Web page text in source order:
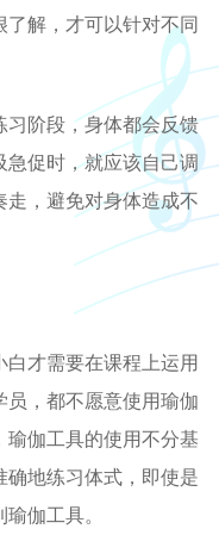
解，才可以针对不同
阶段，身体都会反馈
促时，就应该自己调
，避免对身体造成不
才需要在课程上运用
，都不愿意使用瑜伽
伽工具的使用不分基
地练习体式，即使是
伽工具。